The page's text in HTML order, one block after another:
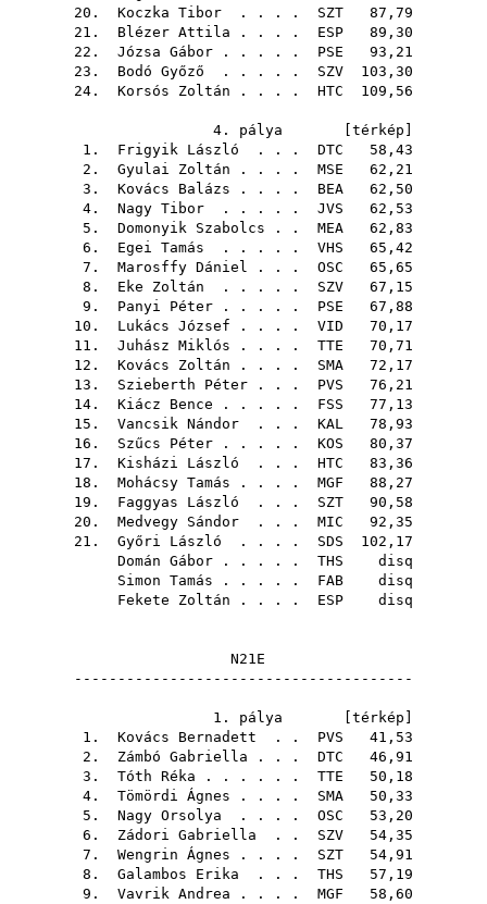
20. Koczka Tibor . . . . SZT 87,79
21. Blézer Attila . . . . ESP 89,30
22. Józsa Gábor . . . . . PSE 93,21
23. Bodó Győző . . . . . SZV 103,30
24. Korsós Zoltán . . . . HTC 109,56
4. pálya [ térkép
1. Frigyik László . . . DTC 58,43
2. Gyulai Zoltán . . . . MSE 62,21
3. Kovács Balázs . . . . BEA 62,50
4. Nagy Tibor . . . . . JVS 62,53
5. Domonyik Szabolcs . . MEA 62,83
6. Egei Tamás . . . . . VHS 65,42
7. Marosffy Dániel . . . OSC 65,65
8. Eke Zoltán . . . . . SZV 67,15
9. Panyi Péter . . . . . PSE 67,88
10. Lukács József . . . . VID 70,17
11. Juhász Miklós . . . . TTE 70,71
12. Kovács Zoltán . . . . SMA 72,17
13. Szieberth Péter . . . PVS 76,21
14. Kiácz Bence . . . . . FSS 77,13
15. Vancsik Nándor . . . KAL 78,93
16. Szűcs Péter . . . . . KOS 80,37
17. Kisházi László . . . HTC 83,36
18. Mohácsy Tamás . . . . MGF 88,27
19. Faggyas László . . . SZT 90,58
20. Medvegy Sándor . . . MIC 92,35
21. Győri László . . . . SDS 102,17
Domán Gábor . . . . . THS disq
Simon Tamás . . . . . FAB disq
Fekete Zoltán . . . . ESP disq
N21E
---------------------------------------
1. pálya [ térkép
1. Kovács Bernadett . . PVS 41,53
2. Zámbó Gabriella . . . DTC 46,91
3. Tóth Réka . . . . . . TTE 50,18
4. Tömördi Ágnes . . . . SMA 50,33
5. Nagy Orsolya . . . . OSC 53,20
6. Zádori Gabriella . . SZV 54,35
7. Wengrin Ágnes . . . . SZT 54,91
8. Galambos Erika . . . THS 57,19
9. Vavrik Andrea . . . . MGF 58,60